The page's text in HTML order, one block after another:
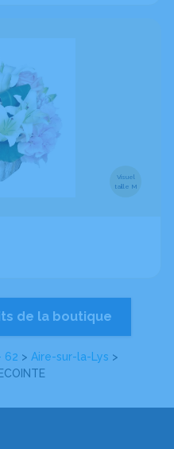
62 > Aire-sur-la-Lys >
Visuel
taille M
de la boutique